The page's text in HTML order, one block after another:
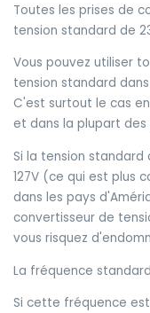
Toutes les prises de
tension standard de
Vous pouvez utiliser
tension standard
C'est surtout le cas
et dans la plupart
Si la tension standard
127V (ce qui est plus
dans les pays
convertisseur de
vous risquez
La fréquence
Si cette fréquence